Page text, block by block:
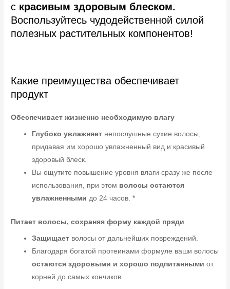
с красивым здоровым блеском.
Воспользуйтесь чудодейственной силой
полезных растительных компонентов!
Какие преимущества обеспечивает
продукт
Обеспечивает жизненно необходимую влагу
Глубоко увлажняет непослушные сухие волосы,
придавая им хорошо увлажненный вид и красивый
здоровый блеск.
Вы ощутите повышение уровня влаги сразу же после
использования, при этом волосы остаются
увлажненными до 24 часов. *
Питает волосы, сохраняя форму каждой пряди
Защищает волосы от дальнейших повреждений.
Благодаря богатой протеинами формуле ваши волосы
остаются здоровыми и хорошо подпитанными от
корней до самых кончиков.